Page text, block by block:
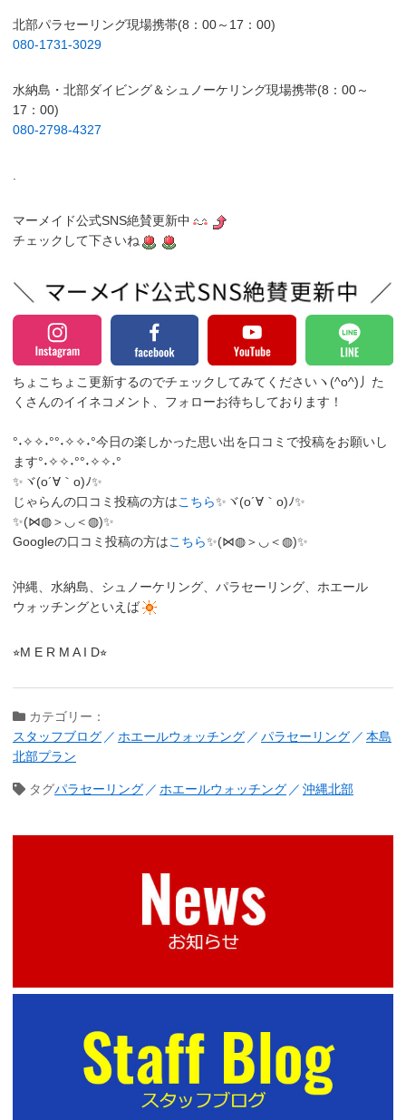
北部パラセーリング現場携帯(8：00～17：00)
080-1731-3029
水納島・北部ダイビング＆シュノーケリング現場携帯(8：00～
17：00)
080-2798-4327
.
マーメイド公式SNS絶賛更新中
チェックして下さいね
ちょこちょこ更新するのでチェックしてみてくださいヽ(^o^)丿 た
くさんのイイネコメント、フォローお待ちしております！
°˖✧✧˖°°˖✧✧˖°今日の楽しかった思い出を口コミで投稿をお願いし
ます°˖✧✧˖°°˖✧✧˖°
✨ヾ(o´∀｀o)ﾉ✨
じゃらんの口コミ投稿の方はこちら✨ヾ(o´∀｀o)ﾉ✨
✨(⋈◍＞◡＜◍)✨
Googleの口コミ投稿の方はこちら✨(⋈◍＞◡＜◍)✨
沖縄、水納島、シュノーケリング、パラセーリング、ホエール
ウォッチングといえば
⭐︎M E R M A I D⭐︎
カテゴリー：
スタッフブログ
ホエールウォッチング パラセーリング
本島
北部プラン
タグパラセーリング ホエールウォッチング 沖縄北部